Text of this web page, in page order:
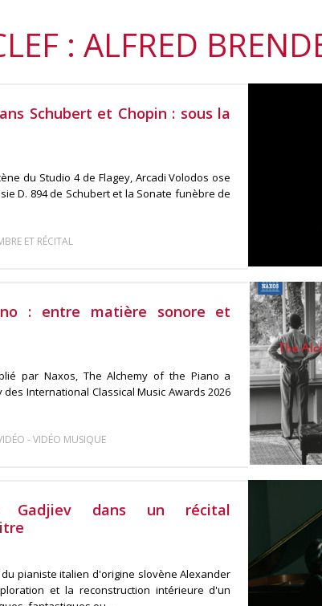
: ALFRED
Schubert et Chopin : sous la
du Studio 4 de Flagey, Arcadi Volodos ose
D. 894 de Schubert et la Sonate funèbre de
ET RÉCITAL
: entre matière sonore et
par Naxos, The Alchemy of the Piano a
International Classical Music Awards 2026
-VIDÉO MUSIQUE
Gadjiev dans un récital
pianiste italien d'origine slovène Alexander
et la reconstruction intérieure d'un